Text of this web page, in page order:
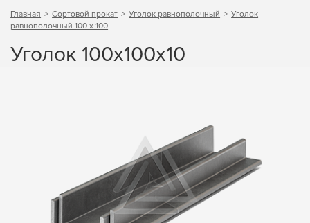
Главная Сортовой прокат Уголок равнополочный
Уголок
равнополочный 100 х 100
Уголок 100х100х10